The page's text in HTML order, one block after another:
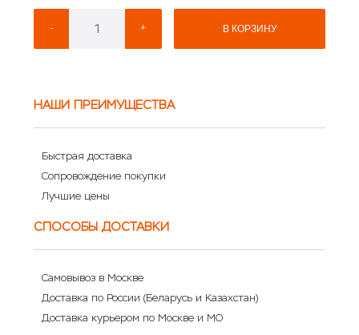
- + В КОРЗИНУ
НАШИ ПРЕИМУЩЕСТВА
Быстрая доставка
Сопровождение покупки
Лучшие цены
СПОСОБЫ ДОСТАВКИ
Самовывоз в Москве
Доставка по России (Беларусь и Казахстан)
Доставка курьером по Москве и МО